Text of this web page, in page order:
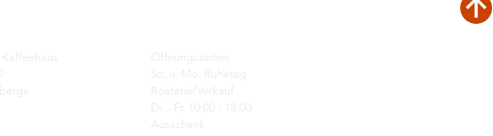
Öffnungszeiten
So. u. Mo. Ruhetag
Rösterei/Verkauf
Di. - Fr. 10:00 - 18:00
Ausschank